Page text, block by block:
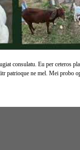
consulatu. Eu per ceteros
patrioque ne mel. Mei probo